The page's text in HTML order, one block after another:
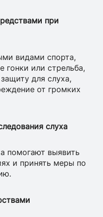
при
видами спорта,
гонки или стрельба,
для слуха,
от громких
слуха
помогают выявить
и принять меры по